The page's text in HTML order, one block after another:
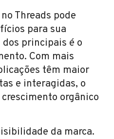
Threads pode
para sua
principais é o
Com mais
têm maior
e interagidas, o
orgânico
da marca.